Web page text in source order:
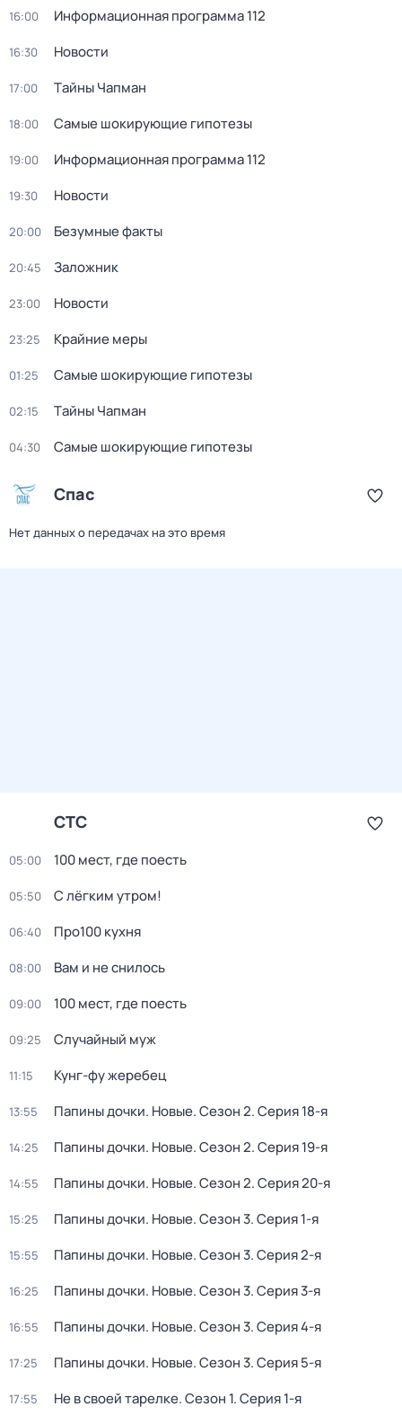
16:00 Информационная программа 112
16:30 Новости
17:00 Тaйны Чапман
18:00 Самые шoкиpующие гипотезы
19:00 Информационная программа 112
19:30 Новости
20:00 Безумные факты
20:45 Заложник
23:00 Новости
23:25 Крайние меры
01:25 Самые шoкиpующие гипотезы
02:15 Тaйны Чапман
04:30 Самые шoкиpующие гипотезы
Спас
Нет данных о передачах на это время
СТС
05:00 100 мест, где поесть
05:50 С лёгким утром!
06:40 Про100 кухня
08:00 Вам и не снилось
09:00 100 мест, где поесть
09:25 Случайный муж
11:15 Кунг-фу жеребец
13:55 Папины дочки. Новые. Сезон 2. Серия 18-я
14:25 Папины дочки. Новые. Сезон 2. Серия 19-я
14:55 Папины дочки. Новые. Сезон 2. Серия 20-я
15:25 Папины дочки. Новые. Сезон 3. Серия 1-я
15:55 Папины дочки. Новые. Сезон 3. Серия 2-я
16:25 Папины дочки. Новые. Сезон 3. Серия 3-я
16:55 Папины дочки. Новые. Сезон 3. Серия 4-я
17:25 Папины дочки. Новые. Сезон 3. Серия 5-я
17:55 Не в своей тарелке. Сезон 1. Серия 1-я